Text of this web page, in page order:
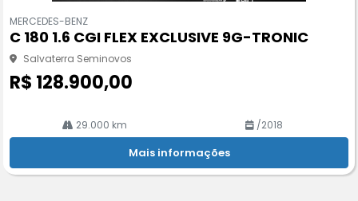
pa
rtil
he
MERCEDES-BENZ
C 180 1.6 CGI FLEX EXCLUSIVE 9G-TRONIC
Salvaterra Seminovos
R$ 128.900,00
29.000 km /2018
Mais informações